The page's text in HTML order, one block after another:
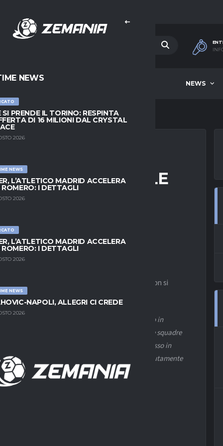
NEWS
NEWS
SI PRENDE IL TORINO: RESPINTA
DI 16 MILIONI DAL CRYSTAL
2026
NEWS
L’ATLETICO MADRID ACCELERA
ROMERO: I DETTAGLI
2026
L’ATLETICO MADRID ACCELERA
ROMERO: I DETTAGLI
2026
NEWS
NAPOLI, ALLEGRI CI CREDE
2026
CONTATTO DALLE
DEVO
QUELLO
chiedeva sulla
il tecnico toscano non si
in mente è una persona molto seria che ho visto in
è Tudor. Non ho ricevuto nessun contatto dalle squadre
devo rimettere a posto quello che mi è successo in
per quelli fatti come me però poi io la devo assolutamente
ai Mondiali”.